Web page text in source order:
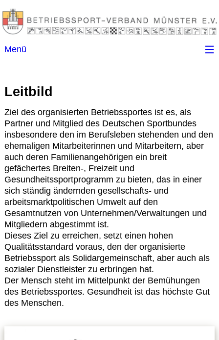
Menü
Kontakt
Ansprechpartner
(B)SGen
Anschriftenverzeichnis
Impressum
Datenschutzerklärung
Sportarten
Spielpläne / Ergebnisse / Tabellen
Betriebssport
Leitbild
Ziel des organisierten Betriebssportes ist es, als
Partner und Mitglied des Deutschen Sportbundes
insbesondere den im Berufsleben stehenden und den
ehemaligen Mitarbeiterinnen und Mitarbeitern, aber
auch deren Familienangehörigen ein breit
gefächertes Breiten-, Freizeit und
Gesundheitssportprogramm zu bieten, das in einer
sich ständig ändernden gesellschafts- und
arbeitsmarktpolitischen Umwelt auf den
Gesamtnutzen von Unternehmen/Verwaltungen und
Mitgliedern abgestimmt ist.
Dieses Ziel zu erreichen, setzt einen hohen
Qualitätsstandard voraus, den der organisierte
Betriebssport als Solidargemeinschaft, aber auch als
sozialer Dienstleister zu erbringen hat.
Der Mensch steht im Mittelpunkt der Bemühungen
des Betriebssportes. Gesundheit ist das höchste Gut
des Menschen.